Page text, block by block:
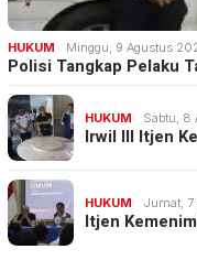
HUKUM Minggu, 9 Agustus
Polisi Tangkap Pelaku
HUKUM Sabtu, 8
Irwil III Itjen
HUKUM Jumat,
Itjen